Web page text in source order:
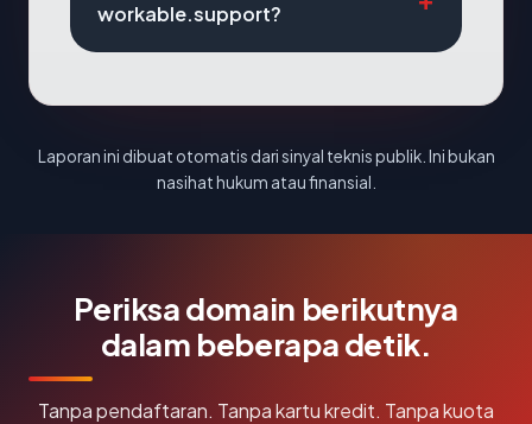
workable.support?
Laporan ini dibuat otomatis dari sinyal teknis publik. Ini bukan
nasihat hukum atau finansial.
Periksa domain berikutnya
dalam beberapa detik.
Tanpa pendaftaran. Tanpa kartu kredit. Tanpa kuota